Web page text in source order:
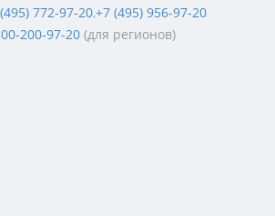
772-97-20,+7 (495) 956-97-20
200-97-20 (для регионов)